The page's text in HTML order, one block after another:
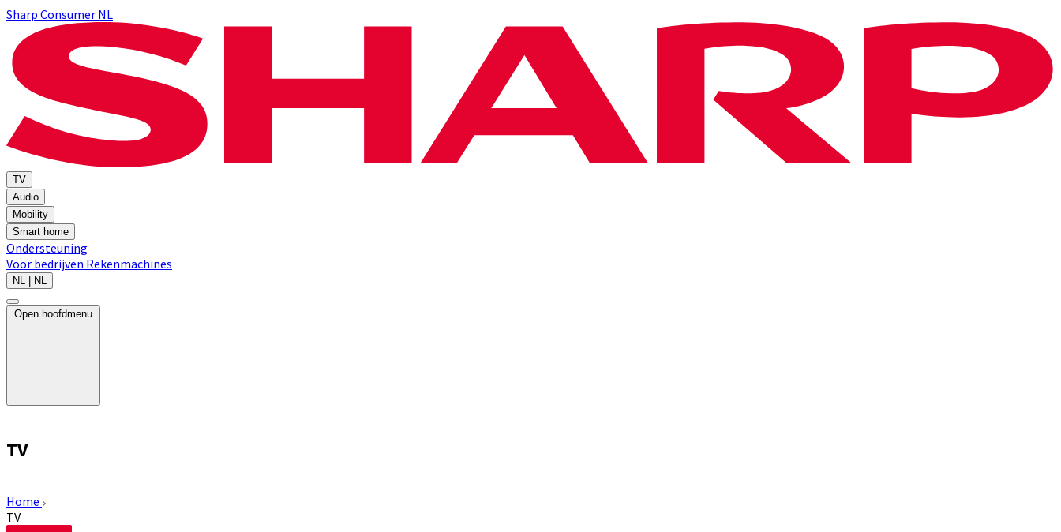
Sharp Consumer NL
TV
Audio
Mobility
Smart home
Ondersteuning
Voor bedrijven Rekenmachines
NL | NL
Open hoofdmenu
TV
Home
TV